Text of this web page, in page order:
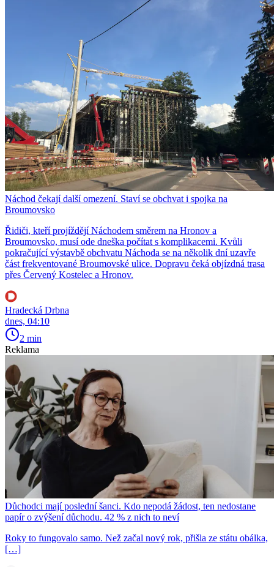
Náchod čekají další omezení. Staví se obchvat i spojka na
Broumovsko
Řidiči, kteří projíždějí Náchodem směrem na Hronov a
Broumovsko, musí ode dneška počítat s komplikacemi. Kvůli
pokračující výstavbě obchvatu Náchoda se na několik dní uzavře
část frekventované Broumovské ulice. Dopravu čeká objízdná trasa
přes Červený Kostelec a Hronov.
Hradecká Drbna
dnes, 04:10
2 min
Reklama
Důchodci mají poslední šanci. Kdo nepodá žádost, ten nedostane
papír o zvýšení důchodu. 42 % z nich to neví
Roky to fungovalo samo. Než začal nový rok, přišla ze státu obálka,
[…]